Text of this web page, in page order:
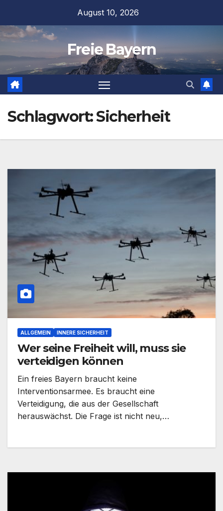
springen
August 10, 2026
Freie Bayern
Schlagwort:Sicherheit
ALLGEMEIN INNERE SICHERHEIT
Wer seine Freiheit will, muss sie
verteidigen können
Ein freies Bayern braucht keine
Interventionsarmee. Es braucht eine
Verteidigung, die aus der Gesellschaft
herauswächst. Die Frage ist nicht neu,…